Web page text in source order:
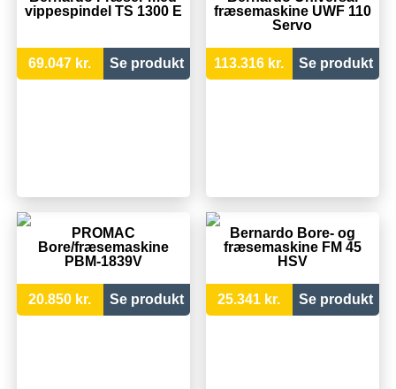
vippespindel TS 1300 E
69.047 kr. Se produkt
fræsemaskine UWF 110
Servo
113.316 kr. Se produkt
PROMAC
Bore/fræsemaskine
PBM-1839V
20.850 kr. Se produkt
Bernardo Bore- og
fræsemaskine FM 45
HSV
25.341 kr. Se produkt